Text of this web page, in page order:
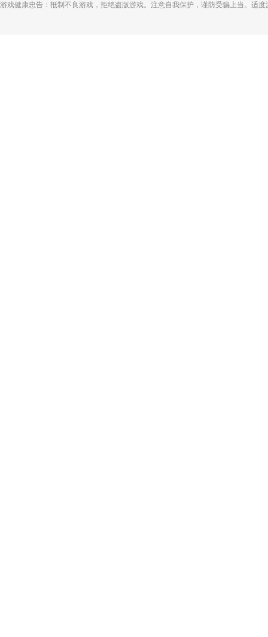
游戏健康忠告：抵制不良游戏，拒绝盗版游戏。注意自我保护，谨防受骗上当。适